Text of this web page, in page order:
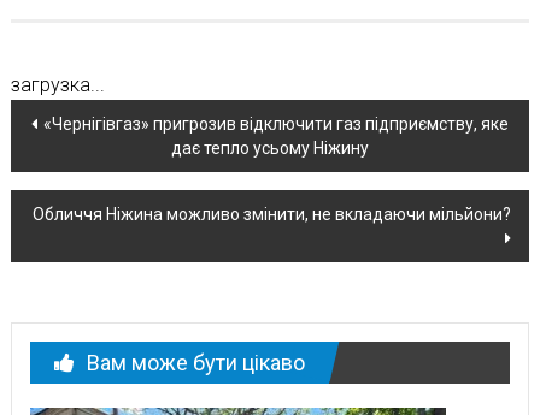
загрузка...
Навігація
по
новині
«Чернігівгаз» пригрозив відключити газ підприємству, яке
дає тепло усьому Ніжину
Обличчя Ніжина можливо змінити, не вкладаючи мільйони?
Вам може бути цікаво